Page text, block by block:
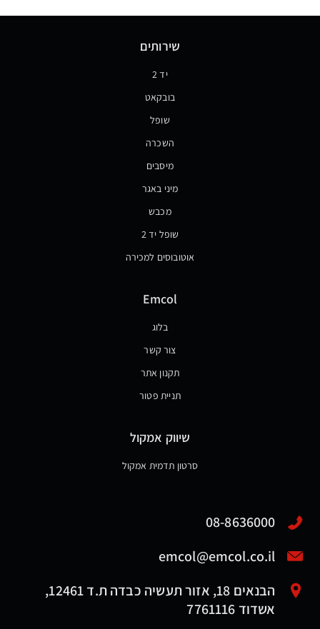
שירותים
יד 2
בובקאט
שופל
השכרה
מיסבים
מיני באגר
מכבש
שופל יד 2
אוטובוסים למכירה
Emcol
בלוג
צור קשר
תקנון אתר
תניית פטור
שיווק אמקול
סרטון תדמית אמקול
08-8636000
emcol@emcol.co.il
הבנאים 18, אזור תעשיה כבדה ת.ד 12461,
אשדוד 7761116